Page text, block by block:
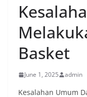
Basket
June 1, 2025 admin
Kesalahan Umum